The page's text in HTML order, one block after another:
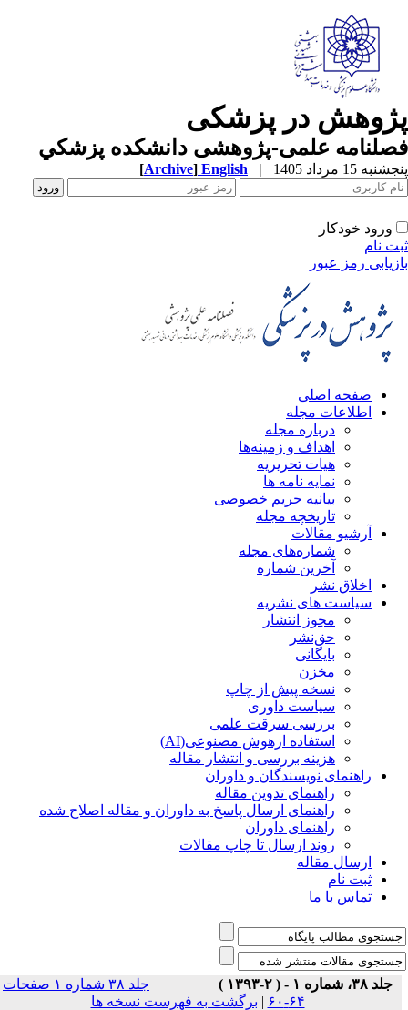
در پزشکی
علمی-پژوهشی دانشکده پزشکي
15 مرداد 1405 |
English
[Archive]
ورود خودکار
نام
رمز عبور
صفحه اصلی
اطلاعات مجله
درباره مجله
اهداف و زمینه‌ها
هیات تحریریه
نمایه نامه ها
بیانیه حریم خصوصی
تاریخچه مجله
آرشیو مقالات
شماره‌های مجله
آخرین شماره
اخلاق نشر
سیاست های نشریه
مجوز انتشار
حق‌نشر
بایگانی
مخزن
نسخه پیش از چاپ
سیاست داوری
بررسی سرقت علمی
استفاده ازهوش مصنوعی(AI)
هزینه بررسی و انتشار مقاله
راهنمای نویسندگان و داوران
راهنمای تدوین مقاله
راهنمای ارسال پاسخ به داوران و مقاله اصلاح شده
راهنمای داوران
روند ارسال تا چاپ مقالات
ارسال مقاله
ثبت نام
تماس با ما
جلد ۳۸، شماره ۱ - ( ۲-۱۳۹۳ )
جلد ۳۸ شماره ۱ صفحات
۶۴-۶۰
| برگشت به فهرست نسخه ها